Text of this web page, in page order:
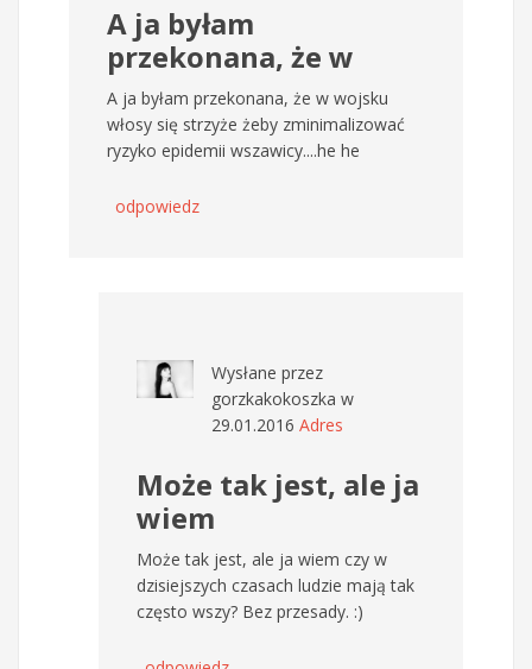
A ja byłam
przekonana, że w
A ja byłam przekonana, że w wojsku
włosy się strzyże żeby zminimalizować
ryzyko epidemii wszawicy....he he
odpowiedz
Wysłane przez
gorzkakokoszka w
29.01.2016 Adres
Może tak jest, ale ja
wiem
Może tak jest, ale ja wiem czy w
dzisiejszych czasach ludzie mają tak
często wszy? Bez przesady. :)